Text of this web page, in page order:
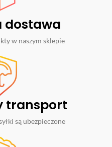
dostawa
w naszym sklepie
transport
są ubezpieczone